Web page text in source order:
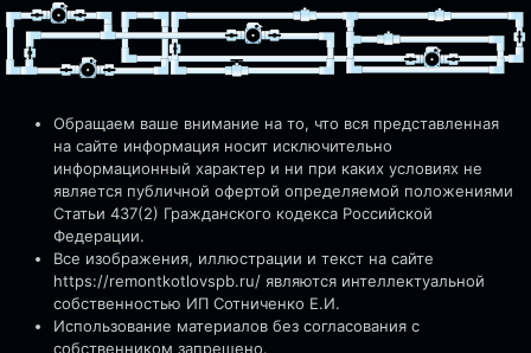
Обращаем ваше внимание на то, что вся представленная
на сайте информация носит исключительно
информационный характер и ни при каких условиях не
является публичной офертой определяемой положениями
Статьи 437(2) Гражданского кодекса Российской
Федерации.
Все изображения, иллюстрации и текст на сайте
https://remontkotlovspb.ru/ являются интеллектуальной
собственностью ИП Сотниченко Е.И.
Использование материалов без согласования с
собственником запрещено.